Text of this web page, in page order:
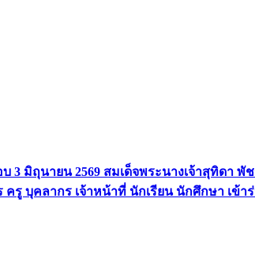
3 มิถุนายน 2569 สมเด็จพระนางเจ้าสุทิดา
บุคลากร เจ้าหน้าที่ นักเรียน นักศึกษา เข้า